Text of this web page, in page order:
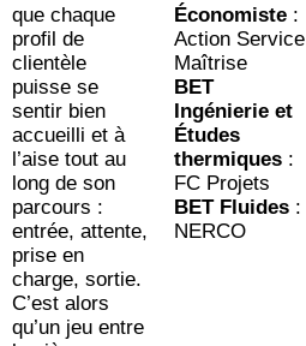
que chaque
profil de
clientèle
puisse se
sentir bien
accueilli et à
l’aise tout au
long de son
parcours :
entrée, attente,
prise en
charge, sortie.
C’est alors
qu’un jeu entre
Économiste :
Action Service
Maîtrise
BET
Ingénierie et
Études
thermiques :
FC Projets
BET Fluides :
NERCO